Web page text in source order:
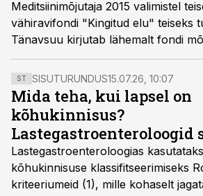
Meditsiinimõjutaja 2015 valimistel
vähiravifondi "Kingitud elu" teiseks
Tänavsuu kirjutab lähemalt fondi
ST SISUTURUNDUS15.07.26, 10:07
Mida teha, kui lapsel on
kõhukinnisus?
Lastegastroenteroloogid
Lastegastroenteroloogias
kõhukinnisuse klassifitseerimiseks
kriteeriumeid (1), mille kohaselt